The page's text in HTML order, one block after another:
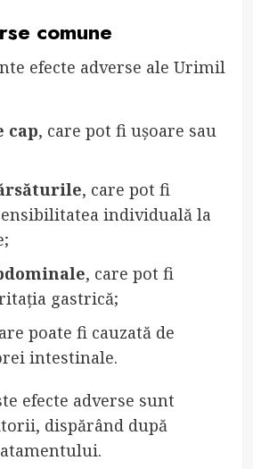
comune
efecte adverse ale Urimil
cap, care pot fi ușoare sau
, care pot fi
individuală la
, care pot fi
gastrică;
poate fi cauzată de
intestinale.
efecte adverse sunt
dispărând după